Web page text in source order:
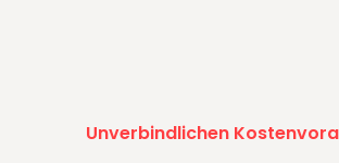
Unverbindlichen